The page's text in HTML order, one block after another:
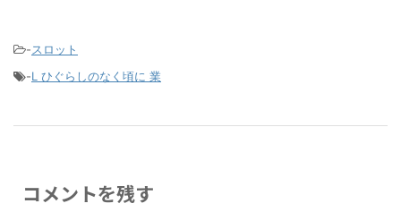
-スロット
-L ひぐらしのなく頃に 業
コメントを残す